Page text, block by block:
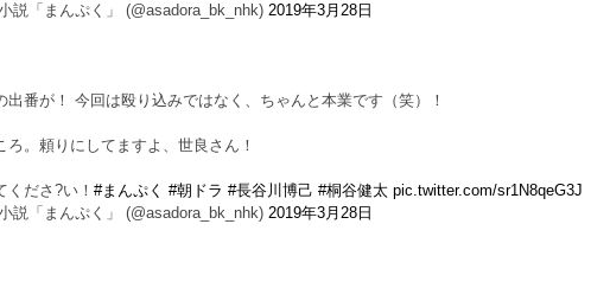
説「まんぷく」 (@asadora_bk_nhk) 2019年3月28日
出番が！ 今回は殴り込みではなく、ちゃんと本業です（笑）！
。頼りにしてますよ、世良さん！
くださ?い！ #まんぷく #朝ドラ #長谷川博己 #桐谷健太 pic.twitter.com/sr1N8qeG3J
説「まんぷく」 (@asadora_bk_nhk) 2019年3月28日